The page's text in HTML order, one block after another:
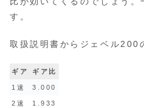
す。
取扱説明書からジェベル200
ギア ギア比
1速 3.000
2速 1.933